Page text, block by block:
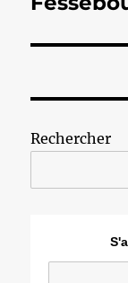
Rechercher